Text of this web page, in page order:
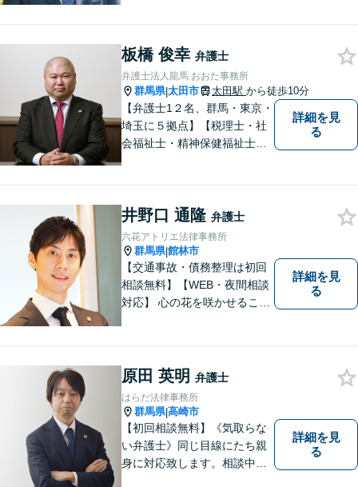
で連携し、問題解決に向けて
取り組みます。おひとりで悩
まずに、お気軽にお問い合わ
せください。
板橋 俊幸 弁護士
弁護士法人龍馬 おおた事務所
群馬県|太田市 太田駅 から徒歩10分
【弁護士1２名、群馬・東京・
埼玉に５拠点】【税理士・社
会福祉士・精神保健福祉士が
能】
詳細を見
る
井野口 通隆 弁護士
六花アトリエ法律事務所
群馬県|館林市
【交通事故・債務整理は初回
相談無料】【WEB・夜間相談
対応】 心の花を咲かせること
縁を心からお待ちしていま
詳細を見
る
原田 英明 弁護士
はらだ法律事務所
群馬県|高崎市
【初回相談無料】《気取らな
い弁護士》同じ目線にたち親
身に対応致します。相談中も
詳細を見
る